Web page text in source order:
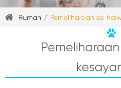
Rumah Pemeliharaan sel